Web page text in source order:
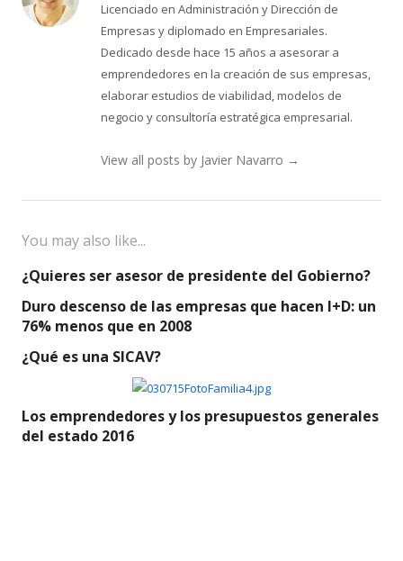
Licenciado en Administración y Dirección de
Empresas y diplomado en Empresariales.
Dedicado desde hace 15 años a asesorar a
emprendedores en la creación de sus empresas,
elaborar estudios de viabilidad, modelos de
negocio y consultoría estratégica empresarial.
View all posts by Javier Navarro →
You may also like...
¿Quieres ser asesor de presidente del Gobierno?
Duro descenso de las empresas que hacen I+D: un
76% menos que en 2008
¿Qué es una SICAV?
Los emprendedores y los presupuestos generales
del estado 2016